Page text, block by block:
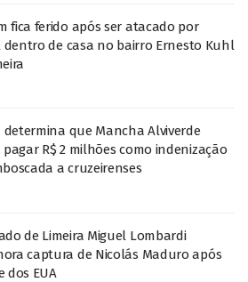
fica ferido após ser atacado por
de casa no bairro Ernesto Kuhl
determina que Mancha Alviverde
pagar R$ 2 milhões como indenização
a cruzeirenses
de Limeira Miguel Lombardi
captura de Nicolás Maduro após
dos EUA